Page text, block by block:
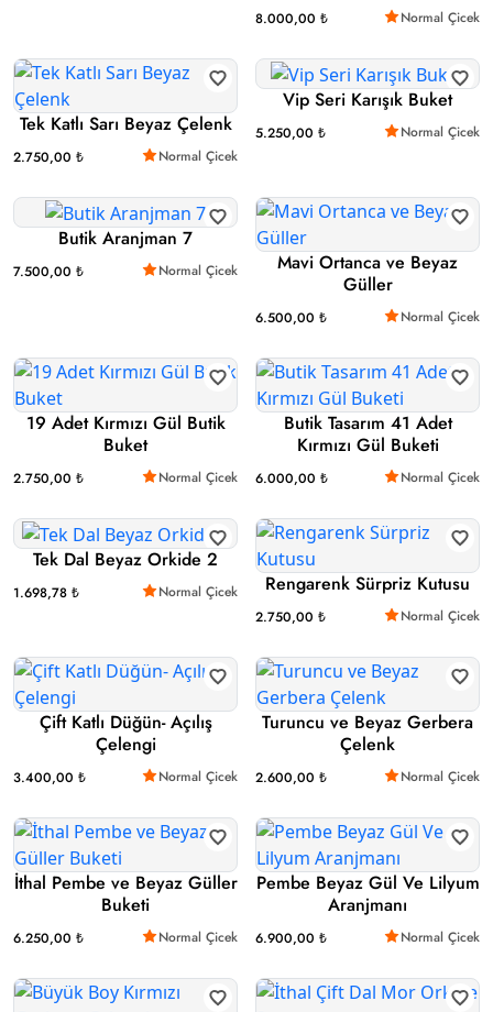
8.000,00 ₺ Normal Çicek
Tek Katlı Sarı Beyaz Çelenk
2.750,00 ₺ Normal Çicek
Vip Seri Karışık Buket
5.250,00 ₺ Normal Çicek
Butik Aranjman 7
7.500,00 ₺ Normal Çicek
Mavi Ortanca ve Beyaz
Güller
6.500,00 ₺ Normal Çicek
19 Adet Kırmızı Gül Butik
Buket
2.750,00 ₺ Normal Çicek
Butik Tasarım 41 Adet
Kırmızı Gül Buketi
6.000,00 ₺ Normal Çicek
Tek Dal Beyaz Orkide 2
1.698,78 ₺ Normal Çicek Rengarenk Sürpriz Kutusu
2.750,00 ₺ Normal Çicek
Çift Katlı Düğün- Açılış
Çelengi
3.400,00 ₺ Normal Çicek
Turuncu ve Beyaz Gerbera
Çelenk
2.600,00 ₺ Normal Çicek
İthal Pembe ve Beyaz Güller
Buketi
6.250,00 ₺ Normal Çicek
Pembe Beyaz Gül Ve Lilyum
Aranjmanı
6.900,00 ₺ Normal Çicek